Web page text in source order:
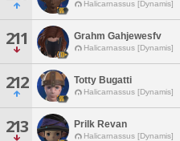
Halicarnassus [Dynamis]
211 Grahm Gahjewesfv
Halicarnassus [Dynamis]
212 Totty Bugatti
Halicarnassus [Dynamis]
213 Prilk Revan
Halicarnassus [Dynamis]